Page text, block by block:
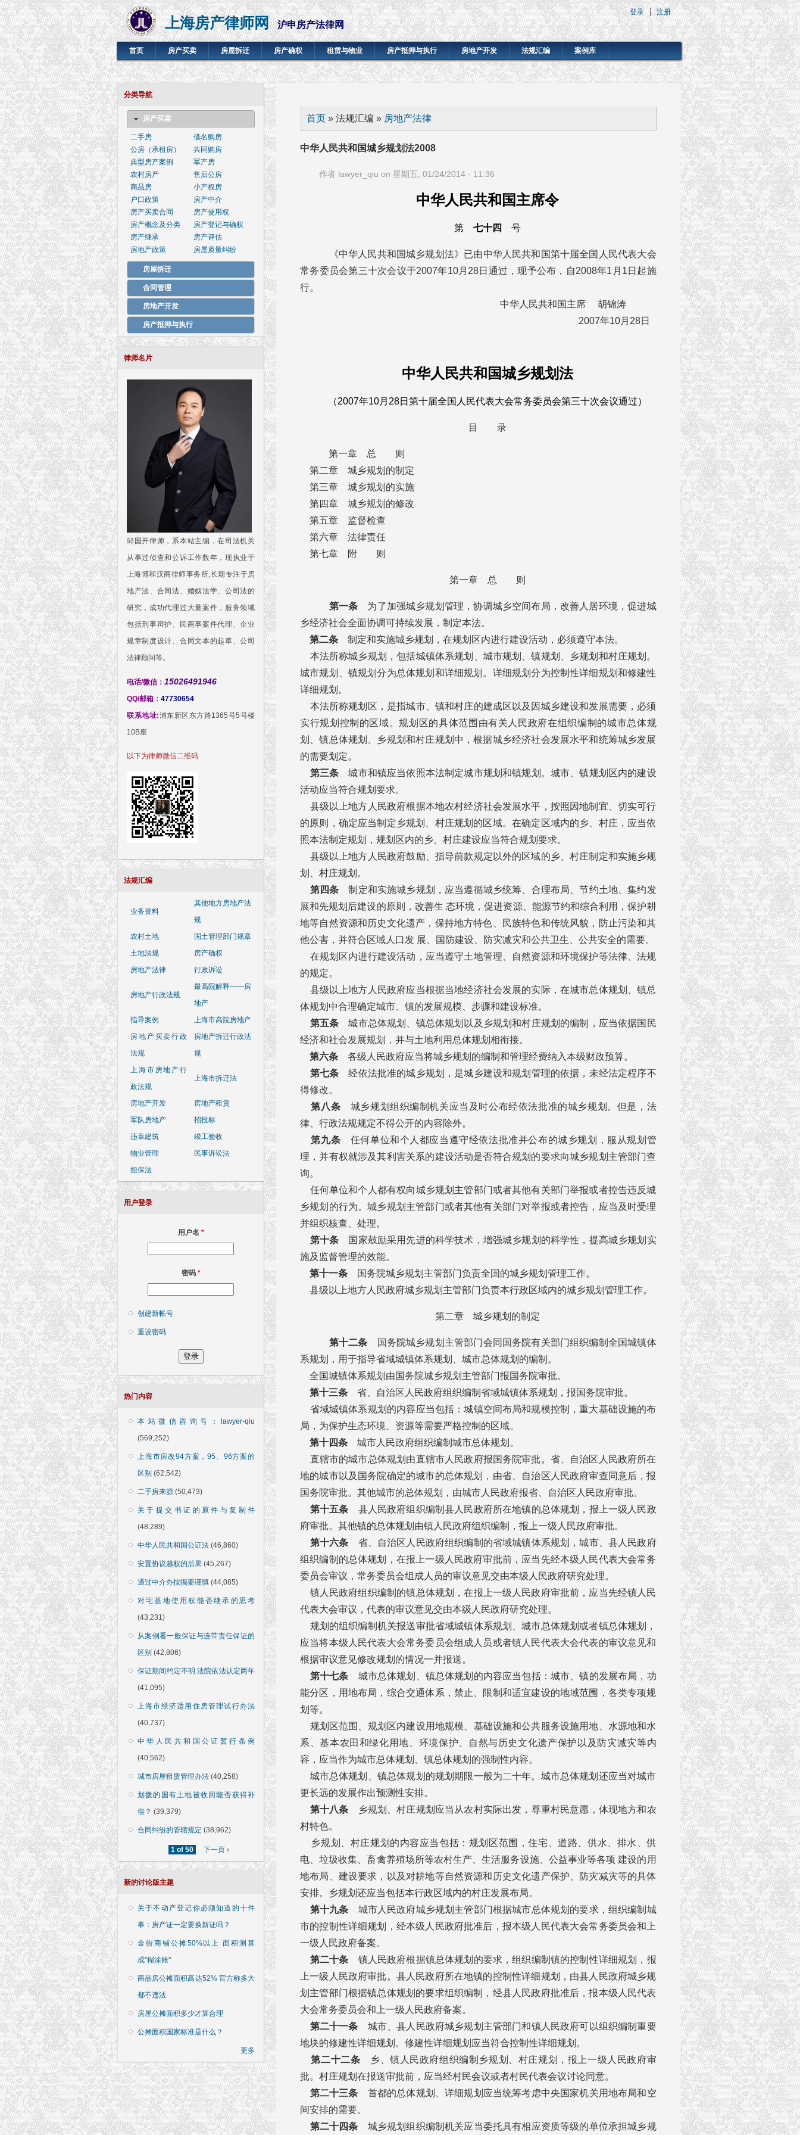
上海房产律师网 沪申房产法律网
登录 注册
首页 房产买卖 房屋拆迁 房产确权 租赁与物业 房产抵押与执行 房地产开发 法规汇编 案例库
分类导航
房产买卖
二手房
借名购房
公房（承租房）
共同购房
典型房产案例
军产房
农村房产
售后公房
商品房
小产权房
户口政策
房产中介
房产买卖合同
房产使用权
房产概念及分类
房产登记与确权
房产继承
房产评估
房地产政策
房屋质量纠纷
房屋拆迁
合同管理
房地产开发
房产抵押与执行
律师名片
邱国开律师，系本站主编，在司法机关
从事过侦查和公诉工作数年，现执业于
上海博和汉商律师事务所,长期专注于房
地产法、合同法、婚姻法学、公司法的
研究，成功代理过大量案件，服务领域
包括刑事辩护、民商事案件代理、企业
规章制度设计、合同文本的起草、公司
法律顾问等。
电话/微信： 15026491946
QQ/邮箱： 47730654
联系地址:浦东新区东方路1365号5号楼
10B座
以下为律师微信二维码
法规汇编
业务资料
其他地方房地产法
规
农村土地
国土管理部门规章
土地法规
房产确权
房地产法律
行政诉讼
房地产行政法规
最高院解释——房
地产
指导案例
上海市高院房地产
房地产买卖行政
法规
房地产拆迁行政法
规
上海市房地产行
政法规
上海市拆迁法
房地产开发
房地产租赁
军队房地产
招投标
违章建筑
竣工验收
物业管理
民事诉讼法
担保法
用户登录
用户名 *
密码 *
创建新帐号
重设密码
热门内容
本站微信咨询号：lawyer-qiu
(569,252)
上海市房改94方案，95、96方案的
区别 (62,542)
二手房来源 (50,473)
关于提交书证的原件与复制件
(48,289)
中华人民共和国公证法 (46,860)
安置协议越权的后果 (45,267)
通过中介办按揭要谨慎 (44,085)
对宅基地使用权能否继承的思考
(43,231)
从案例看一般保证与连带责任保证的
区别 (42,806)
保证期间约定不明 法院依法认定两年
(41,095)
上海市经济适用住房管理试行办法
(40,737)
中华人民共和国公证暂行条例
(40,562)
城市房屋租赁管理办法 (40,258)
划拨的国有土地被收回能否获得补
偿？ (39,379)
合同纠纷的管辖规定 (38,962)
1 of 50 下一页 ›
新的讨论版主题
关于不动产登记你必须知道的十件
事：房产证一定要换新证吗？
金街商铺公摊50%以上 面积测算
成"糊涂账"
商品房公摊面积高达52% 官方称多大
都不违法
房屋公摊面积多少才算合理
公摊面积国家标准是什么？
更多
你在这里
首页 » 法规汇编 » 房地产法律
中华人民共和国城乡规划法2008
作者 lawyer_qiu on 星期五, 01/24/2014 - 11:36
中华人民共和国主席令
第七十四 号
《中华人民共和国城乡规划法》已由中华人民共和国第十届全国人民代表大会
常务委员会第三十次会议于2007年10月28日通过，现予公布，自2008年1月1日起施
行。
中华人民共和国主席 胡锦涛
2007年10月28日
中华人民共和国城乡规划法
（2007年10月28日第十届全国人民代表大会常务委员会第三十次会议通过）
目 录
第一章 总 则
第二章 城乡规划的制定
第三章 城乡规划的实施
第四章 城乡规划的修改
第五章 监督检查
第六章 法律责任
第七章 附 则
第一章 总 则
第一条 为了加强城乡规划管理，协调城乡空间布局，改善人居环境，促进城
乡经济社会全面协调可持续发展，制定本法。
第二条 制定和实施城乡规划，在规划区内进行建设活动，必须遵守本法。
本法所称城乡规划，包括城镇体系规划、城市规划、镇规划、乡规划和村庄规划。
城市规划、镇规划分为总体规划和详细规划。详细规划分为控制性详细规划和修建性
详细规划。
本法所称规划区，是指城市、镇和村庄的建成区以及因城乡建设和发展需要，必须
实行规划控制的区域。规划区的具体范围由有关人民政府在组织编制的城市总体规
划、镇总体规划、乡规划和村庄规划中，根据城乡经济社会发展水平和统筹城乡发展
的需要划定。
第三条 城市和镇应当依照本法制定城市规划和镇规划。城市、镇规划区内的建设
活动应当符合规划要求。
县级以上地方人民政府根据本地农村经济社会发展水平，按照因地制宜、切实可行
的原则，确定应当制定乡规划、村庄规划的区域。在确定区域内的乡、村庄，应当依
照本法制定规划，规划区内的乡、村庄建设应当符合规划要求。
县级以上地方人民政府鼓励、指导前款规定以外的区域的乡、村庄制定和实施乡规
划、村庄规划。
第四条 制定和实施城乡规划，应当遵循城乡统筹、合理布局、节约土地、集约发
展和先规划后建设的原则，改善生 态环境，促进资源、能源节约和综合利用，保护耕
地等自然资源和历史文化遗产，保持地方特色、民族特色和传统风貌，防止污染和其
他公害，并符合区域人口发 展、国防建设、防灾减灾和公共卫生、公共安全的需要。
在规划区内进行建设活动，应当遵守土地管理、自然资源和环境保护等法律、法规
的规定。
县级以上地方人民政府应当根据当地经济社会发展的实际，在城市总体规划、镇总
体规划中合理确定城市、镇的发展规模、步骤和建设标准。
第五条 城市总体规划、镇总体规划以及乡规划和村庄规划的编制，应当依据国民
经济和社会发展规划，并与土地利用总体规划相衔接。
第六条 各级人民政府应当将城乡规划的编制和管理经费纳入本级财政预算。
第七条 经依法批准的城乡规划，是城乡建设和规划管理的依据，未经法定程序不
得修改。
第八条 城乡规划组织编制机关应当及时公布经依法批准的城乡规划。但是，法
律、行政法规规定不得公开的内容除外。
第九条 任何单位和个人都应当遵守经依法批准并公布的城乡规划，服从规划管
理，并有权就涉及其利害关系的建设活动是否符合规划的要求向城乡规划主管部门查
询。
任何单位和个人都有权向城乡规划主管部门或者其他有关部门举报或者控告违反城
乡规划的行为。城乡规划主管部门或者其他有关部门对举报或者控告，应当及时受理
并组织核查、处理。
第十条 国家鼓励采用先进的科学技术，增强城乡规划的科学性，提高城乡规划实
施及监督管理的效能。
第十一条 国务院城乡规划主管部门负责全国的城乡规划管理工作。
县级以上地方人民政府城乡规划主管部门负责本行政区域内的城乡规划管理工作。
第二章 城乡规划的制定
第十二条 国务院城乡规划主管部门会同国务院有关部门组织编制全国城镇体
系规划，用于指导省域城镇体系规划、城市总体规划的编制。
全国城镇体系规划由国务院城乡规划主管部门报国务院审批。
第十三条 省、自治区人民政府组织编制省域城镇体系规划，报国务院审批。
省域城镇体系规划的内容应当包括：城镇空间布局和规模控制，重大基础设施的布
局，为保护生态环境、资源等需要严格控制的区域。
第十四条 城市人民政府组织编制城市总体规划。
直辖市的城市总体规划由直辖市人民政府报国务院审批。省、自治区人民政府所在
地的城市以及国务院确定的城市的总体规划，由省、自治区人民政府审查同意后，报
国务院审批。其他城市的总体规划，由城市人民政府报省、自治区人民政府审批。
第十五条 县人民政府组织编制县人民政府所在地镇的总体规划，报上一级人民政
府审批。其他镇的总体规划由镇人民政府组织编制，报上一级人民政府审批。
第十六条 省、自治区人民政府组织编制的省域城镇体系规划，城市、县人民政府
组织编制的总体规划，在报上一级人民政府审批前，应当先经本级人民代表大会常务
委员会审议，常务委员会组成人员的审议意见交由本级人民政府研究处理。
镇人民政府组织编制的镇总体规划，在报上一级人民政府审批前，应当先经镇人民
代表大会审议，代表的审议意见交由本级人民政府研究处理。
规划的组织编制机关报送审批省域城镇体系规划、城市总体规划或者镇总体规划，
应当将本级人民代表大会常务委员会组成人员或者镇人民代表大会代表的审议意见和
根据审议意见修改规划的情况一并报送。
第十七条 城市总体规划、镇总体规划的内容应当包括：城市、镇的发展布局，功
能分区，用地布局，综合交通体系，禁止、限制和适宜建设的地域范围，各类专项规
划等。
规划区范围、规划区内建设用地规模、基础设施和公共服务设施用地、水源地和水
系、基本农田和绿化用地、环境保护、自然与历史文化遗产保护以及防灾减灾等内
容，应当作为城市总体规划、镇总体规划的强制性内容。
城市总体规划、镇总体规划的规划期限一般为二十年。城市总体规划还应当对城市
更长远的发展作出预测性安排。
第十八条 乡规划、村庄规划应当从农村实际出发，尊重村民意愿，体现地方和农
村特色。
乡规划、村庄规划的内容应当包括：规划区范围，住宅、道路、供水、排水、供
电、垃圾收集、畜禽养殖场所等农村生产、生活服务设施、公益事业等各项 建设的用
地布局、建设要求，以及对耕地等自然资源和历史文化遗产保护、防灾减灾等的具体
安排。乡规划还应当包括本行政区域内的村庄发展布局。
第十九条 城市人民政府城乡规划主管部门根据城市总体规划的要求，组织编制城
市的控制性详细规划，经本级人民政府批准后，报本级人民代表大会常务委员会和上
一级人民政府备案。
第二十条 镇人民政府根据镇总体规划的要求，组织编制镇的控制性详细规划，报
上一级人民政府审批。县人民政府所在地镇的控制性详细规划，由县人民政府城乡规
划主管部门根据镇总体规划的要求组织编制，经县人民政府批准后，报本级人民代表
大会常务委员会和上一级人民政府备案。
第二十一条 城市、县人民政府城乡规划主管部门和镇人民政府可以组织编制重要
地块的修建性详细规划。修建性详细规划应当符合控制性详细规划。
第二十二条 乡、镇人民政府组织编制乡规划、村庄规划，报上一级人民政府审
批。村庄规划在报送审批前，应当经村民会议或者村民代表会议讨论同意。
第二十三条 首都的总体规划、详细规划应当统筹考虑中央国家机关用地布局和空
间安排的需要。
第二十四条 城乡规划组织编制机关应当委托具有相应资质等级的单位承担城乡规